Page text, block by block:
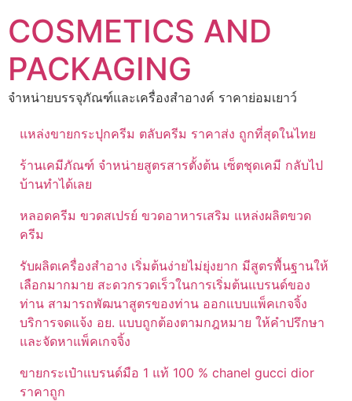
to
content
COSMETICS AND
PACKAGING
จำหน่ายบรรจุภัณฑ์และเครื่องสำอางค์ ราคาย่อมเยาว์
แหล่งขายกระปุกครีม ตลับครีม ราคาส่ง ถูกที่สุดในไทย
ร้านเคมีภัณฑ์ จำหน่ายสูตรสารตั้งต้น เซ็ตชุดเคมี กลับไป
บ้านทำได้เลย
หลอดครีม ขวดสเปรย์ ขวดอาหารเสริม แหล่งผลิตขวด
ครีม
รับผลิตเครื่องสำอาง เริ่มต้นง่ายไม่ยุ่งยาก มีสูตรพื้นฐานให้
เลือกมากมาย สะดวกรวดเร็วในการเริ่มต้นแบรนด์ของ
ท่าน สามารถพัฒนาสูตรของท่าน ออกแบบแพ็คเกจจิ้ง
บริการจดแจ้ง อย. แบบถูกต้องตามกฎหมาย ให้คำปรึกษา
และจัดหาแพ็คเกจจิ้ง
ขายกระเป๋าแบรนด์มือ 1 แท้ 100 % chanel gucci dior
ราคาถูก